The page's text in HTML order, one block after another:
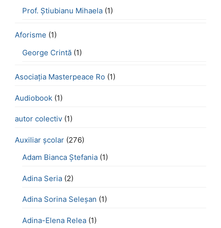
Prof. Știubianu Mihaela (1)
Aforisme (1)
George Crintă (1)
Asociația Masterpeace Ro (1)
Audiobook (1)
autor colectiv (1)
Auxiliar școlar (276)
Adam Bianca Ștefania (1)
Adina Seria (2)
Adina Sorina Seleșan (1)
Adina-Elena Relea (1)